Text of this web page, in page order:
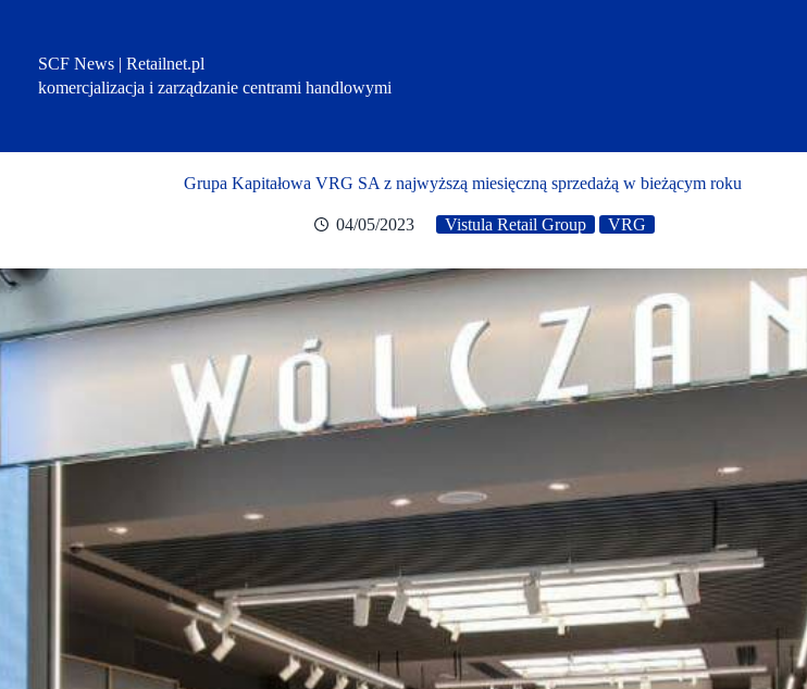
SCF News | Retailnet.pl
komercjalizacja i zarządzanie centrami handlowymi
Grupa Kapitałowa VRG SA z najwyższą miesięczną sprzedażą w bieżącym roku
04/05/2023 Vistula Retail Group VRG